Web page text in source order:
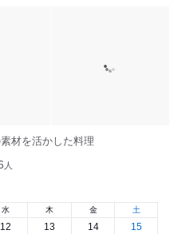
材を活かした料理
人
水
12
木
13
金
14
土
15